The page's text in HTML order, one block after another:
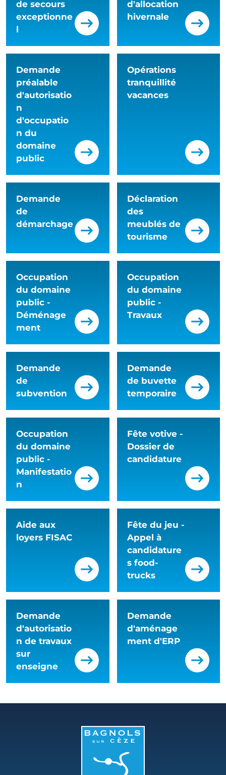
de secours
exceptionne
l
d'allocation
hivernale
Demande
préalable
d'autorisatio
n
d'occupatio
n du
domaine
public
Opérations
tranquillité
vacances
Demande
de
démarchage
Déclaration
des
meublés de
tourisme
Occupation
du domaine
public -
Déménage
ment
Occupation
du domaine
public -
Travaux
Demande
de
subvention
Demande
de buvette
temporaire
Occupation
du domaine
public -
Manifestatio
n
Fête votive -
Dossier de
candidature
Aide aux
loyers FISAC
Fête du jeu -
Appel à
candidature
s food-
trucks
Demande
d'autorisatio
n de travaux
sur
enseigne
Demande
d'aménage
ment d'ERP